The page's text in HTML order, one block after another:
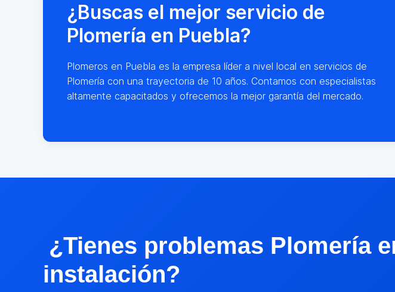
¿Buscas el mejor servicio de
Plomería en Puebla?
Plomeros en Puebla es la empresa líder a nivel local en servicios de
Plomería con una trayectoria de 10 años. Contamos con especialistas
altamente capacitados y ofrecemos la mejor garantía del mercado.
¿Tienes problemas Plomería
instalación?